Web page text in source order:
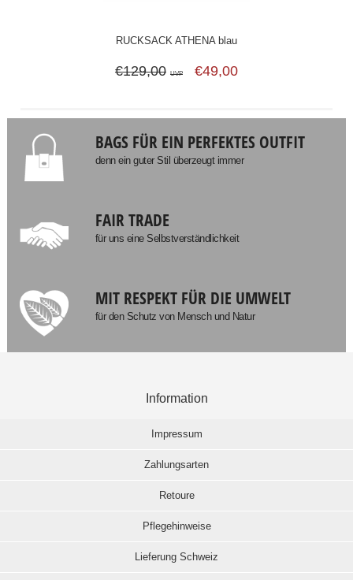
RUCKSACK ATHENA blau
€129,00 UVP €49,00
BAGS FÜR EIN PERFEKTES OUTFIT
denn ein guter Stil überzeugt immer
FAIR TRADE
für uns eine Selbstverständlichkeit
MIT RESPEKT FÜR DIE UMWELT
für den Schutz von Mensch und Natur
Information
Impressum
Zahlungsarten
Retoure
Pflegehinweise
Lieferung Schweiz